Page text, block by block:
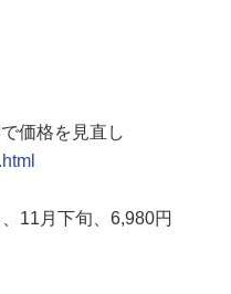
価格を見直し
11月下旬、6,980円